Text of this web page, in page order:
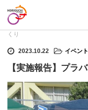
ホーム
くり
2023.10.22 イベン
【実施報告】プラ